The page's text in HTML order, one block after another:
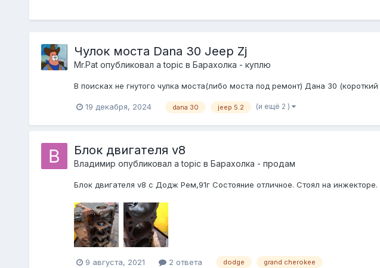
Чулок моста Dana 30 Jeep Zj
Mr.Patопубликовал a topic в Барахолка - куплю
В поисках не гнутого чулка моста(либо моста под ремонт) Дана 30
19 декабря, 2024 dana 30 jeep 5.2 (и ещё 2 )
Блок двигателя v8
Bладимир опубликовал a topic в Барахолка - продам
Блок двигателя v8 с Додж Рем,91г Состояние отличное. Стоял на
9 августа, 2021 2 ответа dodge grand cherokee